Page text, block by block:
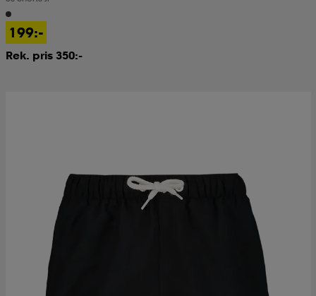
199:-
Rek. pris 350:-